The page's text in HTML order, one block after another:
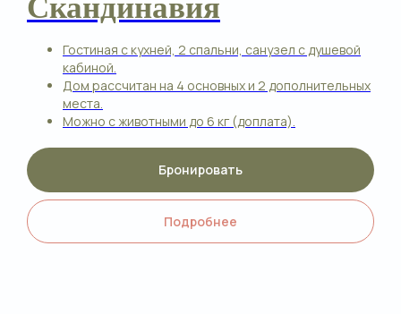
Скандинавия
Гостиная с кухней, 2 спальни, санузел с душевой
кабиной.
Дом рассчитан на 4 основных и 2 дополнительных
места.
Можно с животными до 6 кг (доплата).
Бронировать
Подробнее
приготовлены мясо или овощи на
мангале.